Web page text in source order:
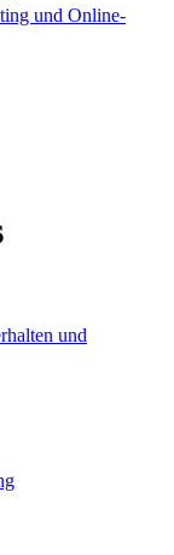
und Online-